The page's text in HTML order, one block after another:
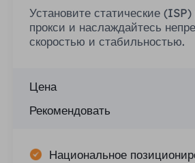
Установите статические
прокси и наслаждайтесь
скоростью и стабильностью.
Цена
Рекомендовать
Национальное